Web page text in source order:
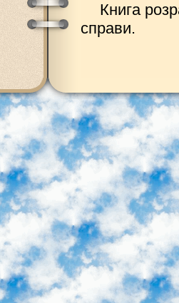
Книга
справи.